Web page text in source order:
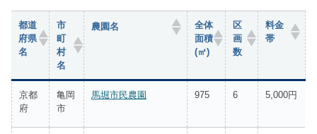
都道
府県
名
市
町
村
名
農園名
全体
面積
(㎡)
区
画
数
料金
帯
京都
府
亀岡
市
馬堀市民農園 975 6 5,000円